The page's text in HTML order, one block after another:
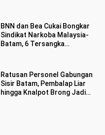
BNN dan Bea Cukai Bongkar
Sindikat Narkoba Malaysia-
Batam, 6 Tersangka
Ratusan Personel Gabungan
Sisir Batam, Pembalap Liar
hingga Knalpot Brong Jadi